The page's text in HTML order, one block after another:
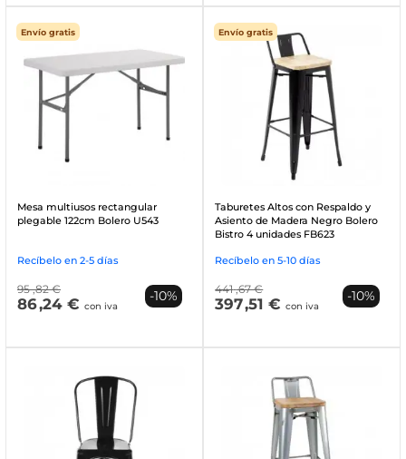
Envío gratis
Mesa multiusos rectangular
plegable 122cm Bolero U543
Recíbelo en 2-5 días
95 ,82 €
86,24 € con iva
-10%
Envío gratis
Taburetes Altos con Respaldo y
Asiento de Madera Negro Bolero
Bistro 4 unidades FB623
Recíbelo en 5-10 días
441 ,67 €
397,51 € con iva
-10%